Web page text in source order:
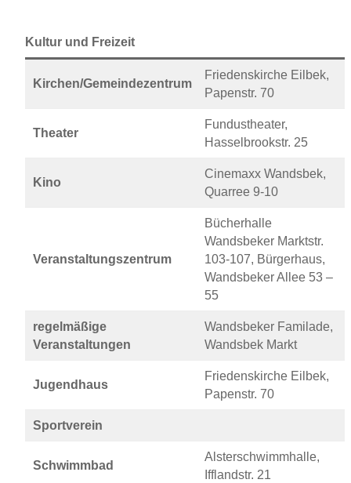
Kultur und Freizeit
Kirchen/Gemeindezentrum
Friedenskirche Eilbek,
Papenstr. 70
Theater
Fundustheater,
Hasselbrookstr. 25
Kino
Cinemaxx Wandsbek,
Quarree 9-10
Veranstaltungszentrum
Bücherhalle
Wandsbeker Marktstr.
103-107, Bürgerhaus,
Wandsbeker Allee 53 –
55
regelmäßige
Veranstaltungen
Wandsbeker Familade,
Wandsbek Markt
Jugendhaus
Friedenskirche Eilbek,
Papenstr. 70
Sportverein
Schwimmbad
Alsterschwimmhalle,
Ifflandstr. 21